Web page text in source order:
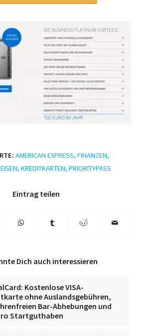
AMERICAN EXPRESS,FINANZEN,
, KREDITKARTEN, PRIORITYPASS
Eintrag teilen
Dich auch interessieren
Kostenlose VISA-
ohne Auslandsgebühren,
Bar-Abhebungen und
Startguthaben